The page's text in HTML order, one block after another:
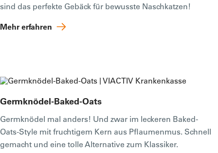
sind das perfekte Gebäck für bewusste Naschkatzen!
Mehr erfahren
Germknödel-Baked-Oats
Germknödel mal anders! Und zwar im leckeren Baked-
Oats-Style mit fruchtigem Kern aus Pflaumenmus. Schnell
gemacht und eine tolle Alternative zum Klassiker.